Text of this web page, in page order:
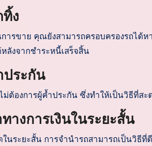
ง
ารขาย คุณยังสามารถครอบครองรถได้
ลังจากชำระหนี้เสร็จสิ้น
ระกัน
ต้องการผู้ค้ำประกัน ซึ่งทำให้เป็นวิธีที่ส
งการเงินในระยะสั้น
นระยะสั้น การจำนำรถสามารถเป็นวิธี